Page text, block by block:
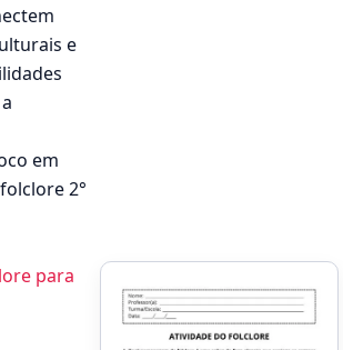
e
em
2°
para